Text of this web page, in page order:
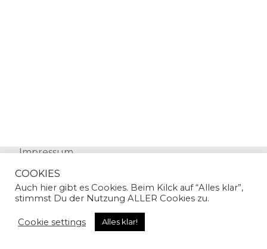
Impressum
© Copyright 2024 | Sandra Gallian | All Rights
COOKIES
Auch hier gibt es Cookies. Beim Kilck auf “Alles klar”,
stimmst Du der Nutzung ALLER Cookies zu.
Cookie settings Alles klar!